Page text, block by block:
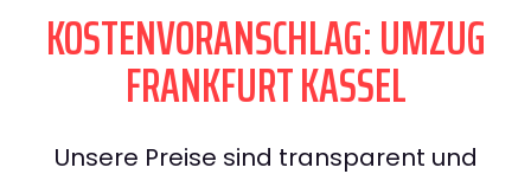
KOSTENVORANSCHLAG: UMZUG
FRANKFURT KASSEL
Unsere Preise sind transparent und